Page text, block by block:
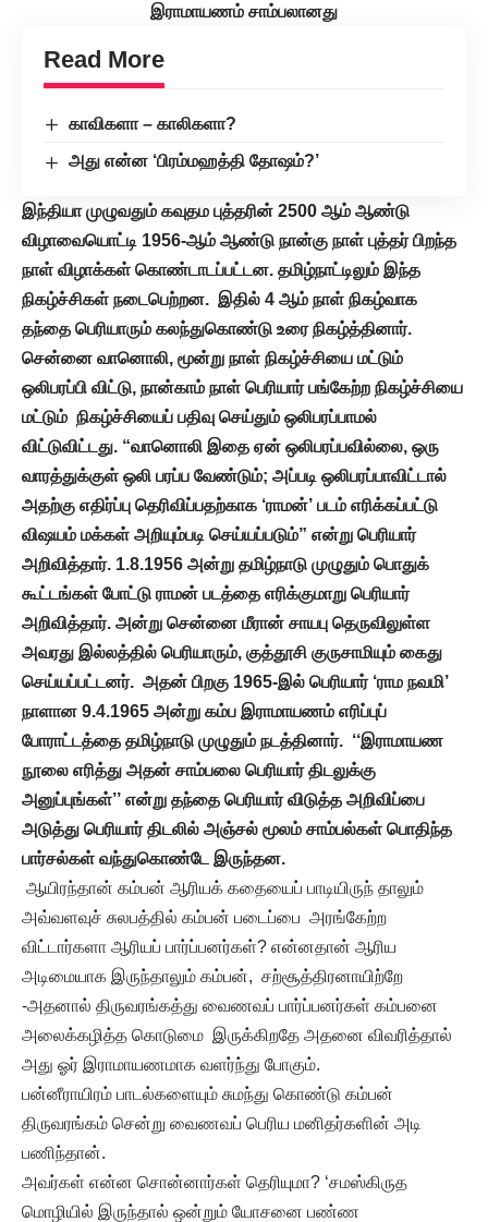
இராமாயணம் சாம்பலானது
Read More
காவிகளா – காலிகளா?
அது என்ன ‘பிரம்மஹத்தி தோஷம்?’
இந்தியா முழுவதும் கவுதம புத்தரின் 2500 ஆம் ஆண்டு
விழாவையொட்டி 1956-ஆம் ஆண்டு நான்கு நாள் புத்தர் பிறந்த
நாள் விழாக்கள் கொண்டாடப்பட்டன. தமிழ்நாட்டிலும் இந்த
நிகழ்ச்சிகள் நடைபெற்றன. இதில் 4 ஆம் நாள் நிகழ்வாக
தந்தை பெரியாரும் கலந்துகொண்டு உரை நிகழ்த்தினார்.
சென்னை வானொலி, மூன்று நாள் நிகழ்ச்சியை மட்டும்
ஒலிபரப்பி விட்டு, நான்காம் நாள் பெரியார் பங்கேற்ற நிகழ்ச்சியை
மட்டும் நிகழ்ச்சியைப் பதிவு செய்தும் ஒலிபரப்பாமல்
விட்டுவிட்டது. “வானொலி இதை ஏன் ஒலிபரப்பவில்லை, ஒரு
வாரத்துக்குள் ஒலி பரப்ப வேண்டும்; அப்படி ஒலிபரப்பாவிட்டால்
அதற்கு எதிர்ப்பு தெரிவிப்பதற்காக ‘ராமன்’ படம் எரிக்கப்பட்டு
விஷயம் மக்கள் அறியும்படி செய்யப்படும்” என்று பெரியார்
அறிவித்தார். 1.8.1956 அன்று தமிழ்நாடு முழுதும் பொதுக்
கூட்டங்கள் போட்டு ராமன் படத்தை எரிக்குமாறு பெரியார்
அறிவித்தார். அன்று சென்னை மீரான் சாயபு தெருவிலுள்ள
அவரது இல்லத்தில் பெரியாரும், குத்தூசி குருசாமியும் கைது
செய்யப்பட்டனர். அதன் பிறகு 1965-இல் பெரியார் ‘ராம நவமி’
நாளான 9.4.1965 அன்று கம்ப இராமாயணம் எரிப்புப்
போராட்டத்தை தமிழ்நாடு முழுதும் நடத்தினார். ‘‘இராமாயண
நூலை எரித்து அதன் சாம்பலை பெரியார் திடலுக்கு
அனுப்புங்கள்’’ என்று தந்தை பெரியார் விடுத்த அறிவிப்பை
அடுத்து பெரியார் திடலில் அஞ்சல் மூலம் சாம்பல்கள் பொதிந்த
பார்சல்கள் வந்துகொண்டே இருந்தன.
ஆயிரந்தான் கம்பன் ஆரியக் கதையைப் பாடியிருந் தாலும்
அவ்வளவுச் சுலபத்தில் கம்பன் படைப்பை அரங்கேற்ற
விட்டார்களா ஆரியப் பார்ப்பனர்கள்? என்னதான் ஆரிய
அடிமையாக இருந்தாலும் கம்பன், சற்சூத்திரனாயிற்றே
-அதனால் திருவரங்கத்து வைணவப் பார்ப்பனர்கள் கம்பனை
அலைக்கழித்த கொடுமை இருக்கிறதே அதனை விவரித்தால்
அது ஓர் இராமாயணமாக வளர்ந்து போகும்.
பன்னீராயிரம் பாடல்களையும் சுமந்து கொண்டு கம்பன்
திருவரங்கம் சென்று வைணவப் பெரிய மனிதர்களின் அடி
பணிந்தான்.
அவர்கள் என்ன சொன்னார்கள் தெரியுமா? ‘சமஸ்கிருத
மொழியில் இருந்தால் ஒன்றும் யோசனை பண்ண